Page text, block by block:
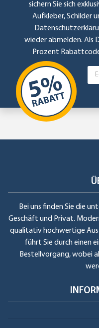
sichern Sie sich
Aufkleber, Schilder
wieder abmelden. Als
Prozent
Bei uns finden Sie die
Geschäft und Privat.
qualitativ hochwertige
führt Sie durch einen
Bestellvorgang, wobei